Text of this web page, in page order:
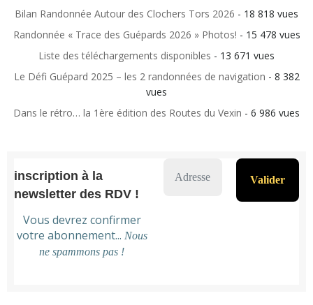
Bilan Randonnée Autour des Clochers Tors 2026 - 18 818 vues
Randonnée « Trace des Guépards 2026 » Photos! - 15 478 vues
Liste des téléchargements disponibles - 13 671 vues
Le Défi Guépard 2025 – les 2 randonnées de navigation - 8 382
vues
Dans le rétro… la 1ère édition des Routes du Vexin - 6 986 vues
inscription à la
newsletter des RDV !
Vous devrez confirmer
votre abonnement... Nous
ne spammons pas !